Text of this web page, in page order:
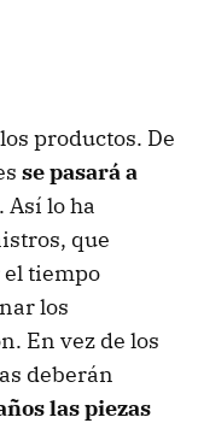
productos. De
se pasará a
. Así lo ha
que
tiempo
los
En vez de los
deberán
las piezas